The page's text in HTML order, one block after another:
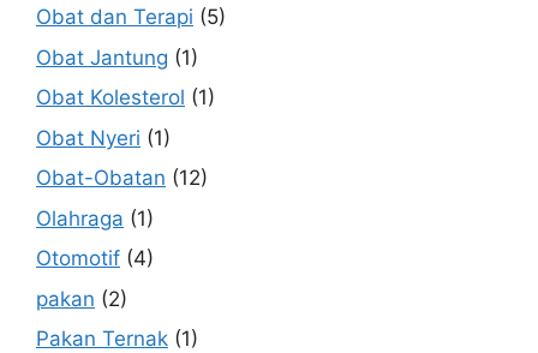
Obat dan Terapi (5)
Obat Jantung (1)
Obat Kolesterol (1)
Obat Nyeri (1)
Obat-Obatan (12)
Olahraga (1)
Otomotif (4)
pakan (2)
Pakan Ternak (1)